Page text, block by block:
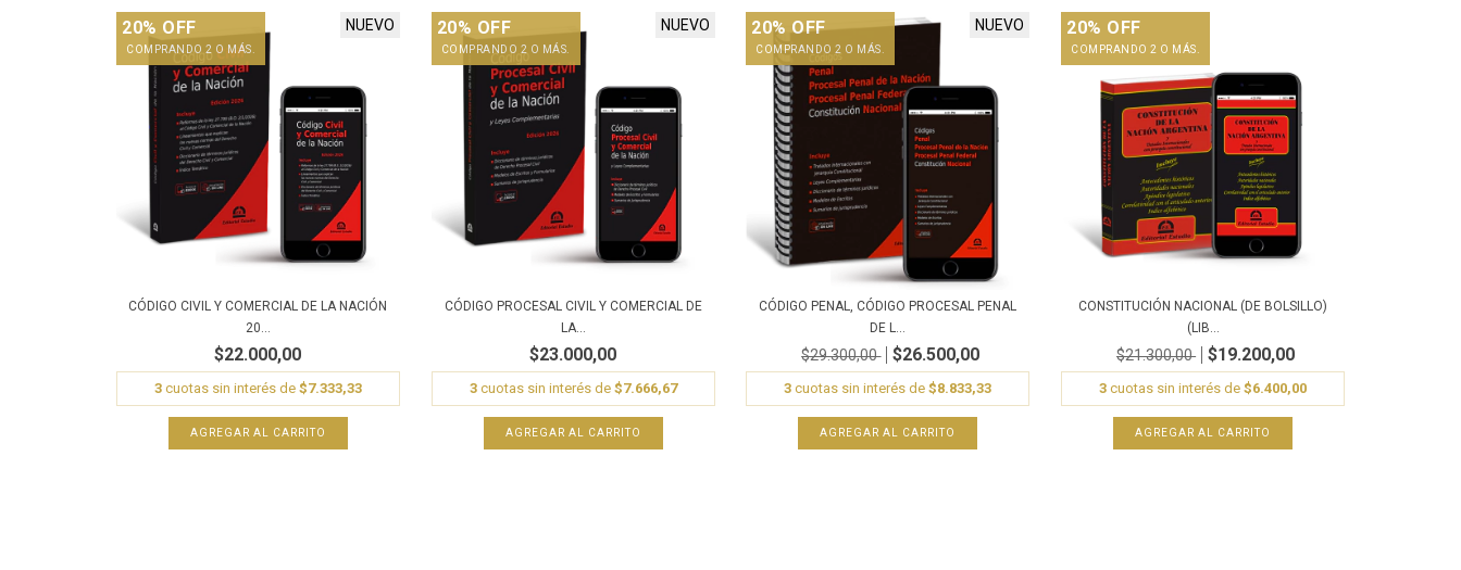
20% OFF
COMPRANDO 2 O MÁS.
NUEVO
CÓDIGO CIVIL Y COMERCIAL DE LA NACIÓN
20...
$22.000,00
3cuotas sin interés de $7.333,33
20% OFF
COMPRANDO 2 O MÁS.
NUEVO
CÓDIGO PROCESAL CIVIL Y COMERCIAL DE
LA...
$23.000,00
3cuotas sin interés de $7.666,67
20% OFF
COMPRANDO 2 O MÁS.
NUEVO
CÓDIGO PENAL, CÓDIGO PROCESAL PENAL
DE L...
$29.300,00 $26.500,00
3 cuotas sin interés de$8.833,33
20% OFF
COMPRANDO 2 O MÁS.
CONSTITUCIÓN NACIONAL (DE BOLSILLO)
(LIB...
$21.300,00 $19.200,00
3 cuotas sin interés de$6.400,00